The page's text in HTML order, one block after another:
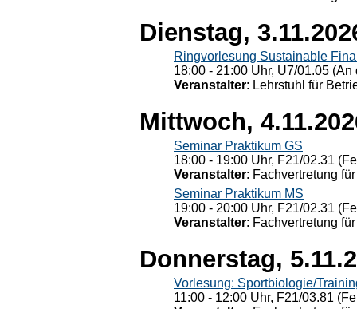
Dienstag,
Ringvorlesung Sustainable
18:00 - 21:00 Uhr, U7/01.05
Veranstalter: Lehrstuhl für
Mittwoch,
Seminar Praktikum GS
18:00 - 19:00 Uhr, F21/02.31
Veranstalter: Fachvertretung
Seminar Praktikum MS
19:00 - 20:00 Uhr, F21/02.31
Veranstalter: Fachvertretung
Donnerstag,
Vorlesung: Sportbiologie/
11:00 - 12:00 Uhr, F21/03.81